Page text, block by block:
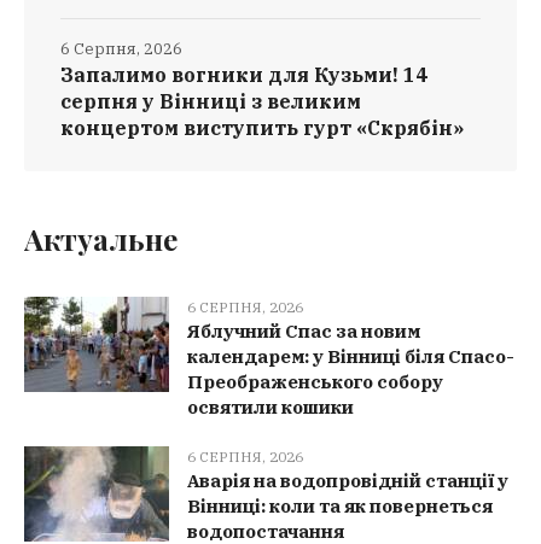
Запалимо вогники для Кузьми! 14
серпня у Вінниці з великим
концертом виступить гурт «Скрябін»
6 Серпня, 2026
Актуальне
6 СЕРПНЯ, 2026
Яблучний Спас за новим
календарем: у Вінниці біля Спасо-
Преображенського собору
освятили кошики
6 СЕРПНЯ, 2026
Аварія на водопровідній станції у
Вінниці: коли та як повернеться
водопостачання